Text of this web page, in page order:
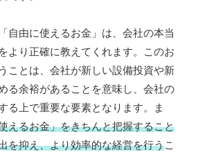
自由に使えるお金」は、会社の本当
より正確に教えてくれます。このお
ことは、会社が新しい設備投資や新
る余裕があることを意味し、会社の
る上で重要な要素となります。ま
えるお金」をきちんと把握すること
を抑え、より効率的な経営を行うこ